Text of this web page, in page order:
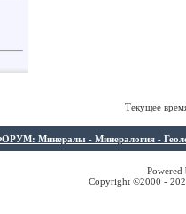
Текущее
Минералы - Минералогия -
Copyright ©2000 -